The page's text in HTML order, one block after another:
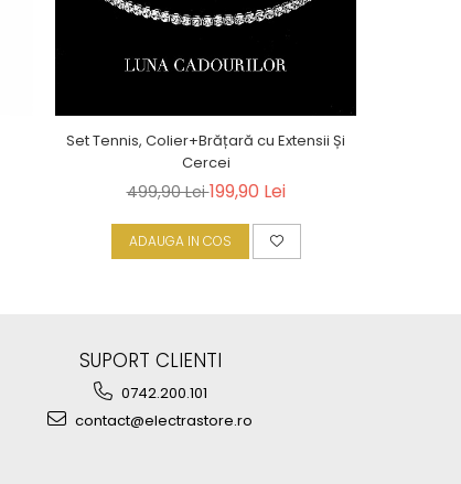
Set Tennis, Colier+Brățară cu Extensii Și
Cercei
499,90 Lei199,90 Lei
ADAUGA IN COS
SUPORT CLIENTI
0742.200.101
contact@electrastore.ro